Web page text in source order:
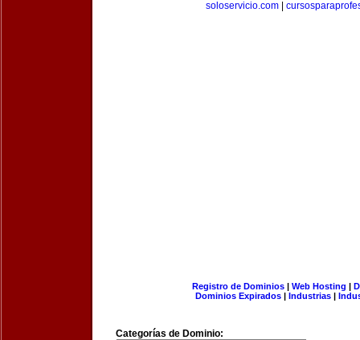
soloservicio.com|
Registro de Dominios| Web Hosting |
Dominios Expirados | Industrias |
Categorías de Dominio: